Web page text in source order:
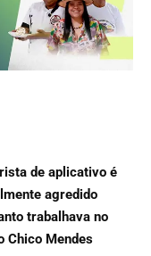
de aplicativo é
agredido
trabalhava no
Chico Mendes